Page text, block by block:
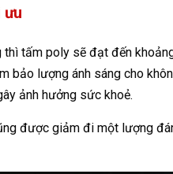
ưu
thì tấm poly sẽ đạt đến
bảo lượng ánh sáng cho
ảnh hưởng sức khoẻ.
được giảm đi một lượng